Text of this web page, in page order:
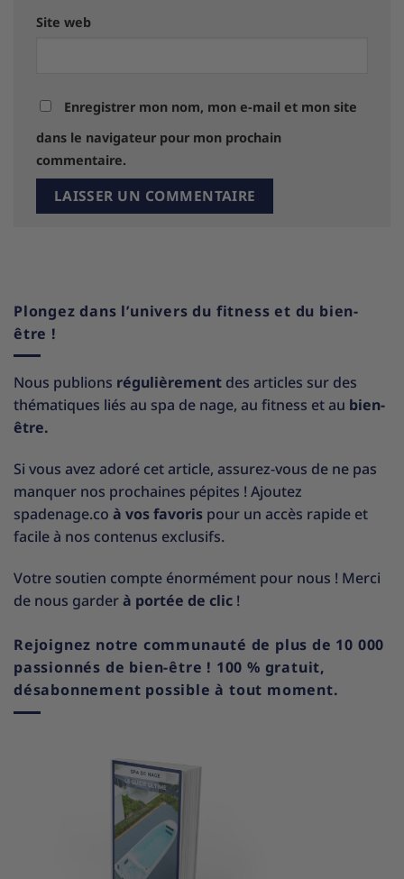
Site web
Enregistrer mon nom, mon e-mail et mon site
dans le navigateur pour mon prochain
commentaire.
Plongez dans l’univers du fitness et du bien-
être !
Nous publions régulièrement des articles sur des
thématiques liés au spa de nage, au fitness et au bien-
être.
Si vous avez adoré cet article, assurez-vous de ne pas
manquer nos prochaines pépites ! Ajoutez
spadenage.co à vos favoris pour un accès rapide et
facile à nos contenus exclusifs.
Votre soutien compte énormément pour nous ! Merci
de nous garderà portée de clic !
Rejoignez notre communauté de plus de 10 000
passionnés de bien-être ! 100 % gratuit,
désabonnement possible à tout moment.